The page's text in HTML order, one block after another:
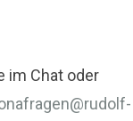
im Chat oder